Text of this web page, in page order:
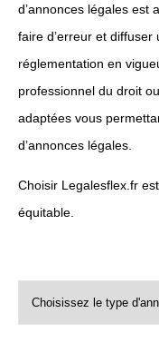
d’annonces légales est
faire d’erreur et
réglementation en
professionnel du droit
adaptées vous
d’annonces légales.
Choisir Legalesflex.fr
équitable.